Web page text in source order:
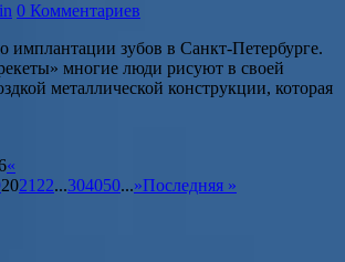
0 Комментариев
имплантации зубов в Санкт-Петербурге.
многие люди рисуют в своей
металлической конструкции, которая
«
2021 22...304050...»Последняя »